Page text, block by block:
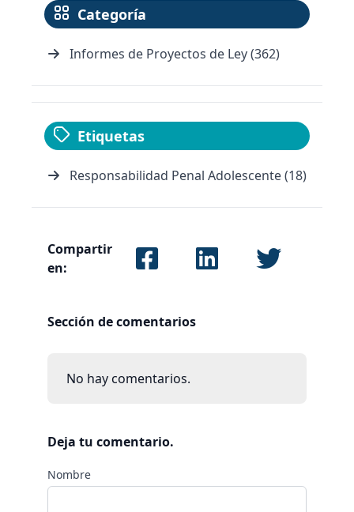
Categoría
Informes de Proyectos de Ley (362)
Etiquetas
Responsabilidad Penal Adolescente (18)
Compartir
en:
Sección de comentarios
No hay comentarios.
Deja tu comentario.
Nombre